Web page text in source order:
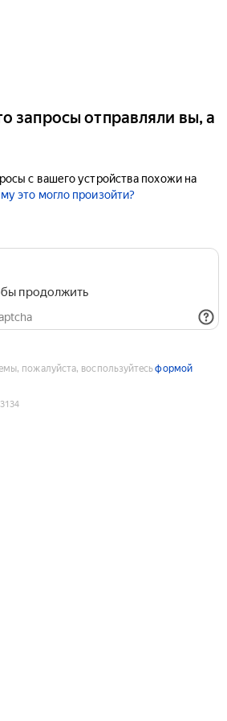
запросы отправляли вы, а
с вашего устройства похожи на
это могло произойти?
продолжить
пожалуйста, воспользуйтесьформой